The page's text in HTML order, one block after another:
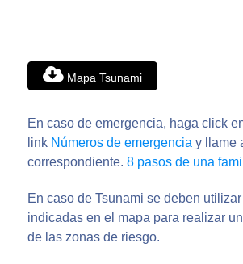
Mapa Tsunami
En caso de emergencia, haga click
link Números de emergencia y llame
correspondiente. 8 pasos de una
En caso de Tsunami se deben
indicadas en el mapa para realizar
de las zonas de riesgo.